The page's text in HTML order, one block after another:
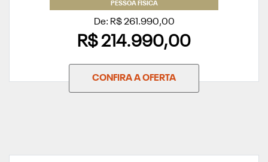
PESSOA FÍSICA
De: R$ 261.990,00
R$ 214.990,00
CONFIRA A OFERTA